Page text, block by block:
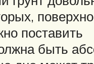
поставить
быть